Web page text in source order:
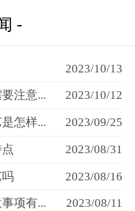
-
2023/10/13
注意... 2023/10/12
怎样... 2023/09/25
2023/08/31
2023/08/16
项有... 2023/08/11